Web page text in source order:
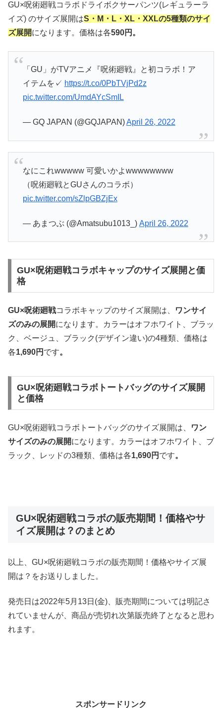
GU×呪術廻戦コラボドライボクサーパンツ(レギュラーラ
イズ) のサイズ展開はS・M・L・XL・XXLの5種類のサイ
ズ展開になります。価格は各590円。
「GU」がTVアニメ『呪術廻戦』と初コラボ！ア
イテムを✓ https://t.co/0PbTVjPd2z
pic.twitter.com/UmdAYcSmIL
— GQ JAPAN (@GQJAPAN)April 26, 2022
なにこれwwwww 可愛いかよwwwwwwww
（呪術廻戦とGUさんのコラボ）
pic.twitter.com/sZlpGBZjEx
— あまつぶ (@Amatsubu1013_) April 26, 2022
GU×呪術廻戦コラボキャップのサイズ展開と価
格
GU×呪術廻戦コラボキャップのサイズ展開は、
ワンサイ
ズのみの展開になります。カラーはオフホワイト、ブラッ
ク、ベージュ、ブラック(デザイン違い)の4種類、価格は
各1,690円 です。
GU×呪術廻戦コラボトートバッグのサイズ展開
と価格
GU×呪術廻戦コラボトートバッグのサイズ展開は、
ワン
サイズのみの展開になります。カラーはオフホワイト、ブ
ラック、レッドの3種類、価格は各1,690円 です。
GU×呪術廻戦コラボの販売期間！価格やサ
イズ展開は？のまとめ
以上、GU×呪術廻戦コラボの販売期間！価格やサイズ展
開は？をお送りしました。
発売日は2022年5月13日(金)、販売期間については明記さ
れていませんが、商品が売切れ次第販売終了となると思わ
れます。
スポンサードリンク